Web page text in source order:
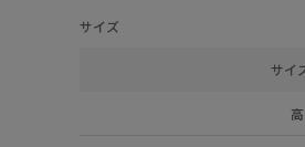
サイズ
サイ